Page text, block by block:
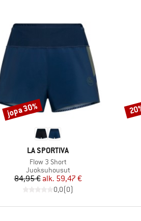
MERKKI
LA SPORTIVA
Tuote
Flow 3 Short
Tuoteryhmä
Juoksuhousut
Hinta
84,95 € Alennettu hinta
alk. 59,47 €
0,0(0)
Alennus
jopa 30%